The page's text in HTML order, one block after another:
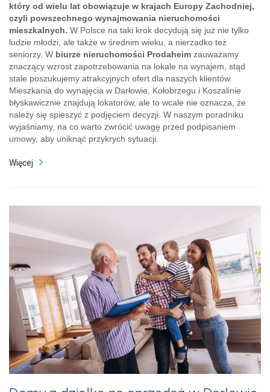
który od wielu lat obowiązuje w krajach Europy Zachodniej,
czyli powszechnego wynajmowania nieruchomości
mieszkalnych. W Polsce na taki krok decydują się już nie tylko
ludzie młodzi, ale także w średnim wieku, a nierzadko też
seniorzy. W biurze nieruchomości Prodaheim zauważamy
znaczący wzrost zapotrzebowania na lokale na wynajem, stąd
stale poszukujemy atrakcyjnych ofert dla naszych klientów.
Mieszkania do wynajęcia w Darłowie, Kołobrzegu i Koszalinie
błyskawicznie znajdują lokatorów, ale to wcale nie oznacza, że
należy się spieszyć z podjęciem decyzji. W naszym poradniku
wyjaśniamy, na co warto zwrócić uwagę przed podpisaniem
umowy, aby uniknąć przykrych sytuacji.
Więcej